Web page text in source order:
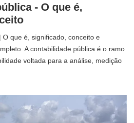
- O que é,
O que é, significado, conceito e
A contabilidade pública é o ramo
voltada para a análise, medição